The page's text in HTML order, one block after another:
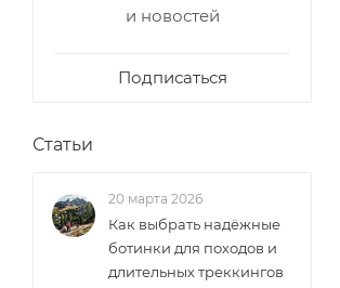
и новостей
Подписаться
Статьи
20 марта 2026
Как выбрать надёжные
ботинки для походов и
длительных треккингов